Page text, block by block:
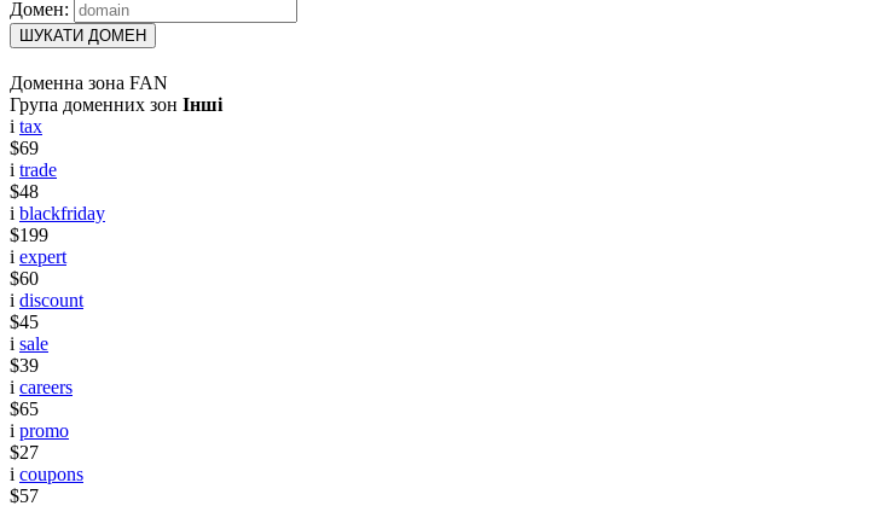
Домен:
ШУКАТИ ДОМЕН
Доменна зона FAN
Група доменних зон Інші
i tax
$69
i trade
$48
i blackfriday
$199
i expert
$60
i discount
$45
i sale
$39
i careers
$65
i promo
$27
i coupons
$57